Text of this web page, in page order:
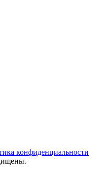
конфиденциальности